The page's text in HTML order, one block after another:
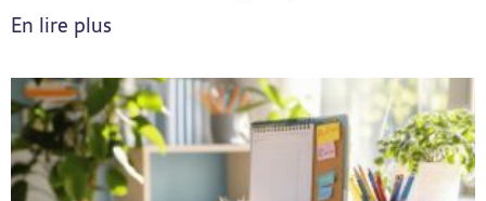
En lire plus